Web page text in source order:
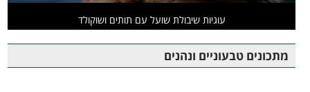
עוגיות שיבולת שועל עם תותים ושוקולד
מתכונים טבעוניים ונהנים